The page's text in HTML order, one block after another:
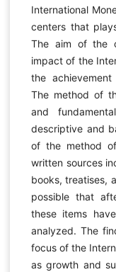
International
centers that
The aim of the
impact of the
the
The method of
and
descriptive and
of the method
written sources
books, treatises,
possible that
these items
analyzed. The
focus of the
as growth and